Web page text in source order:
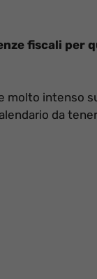
fiscali per
molto intenso
da